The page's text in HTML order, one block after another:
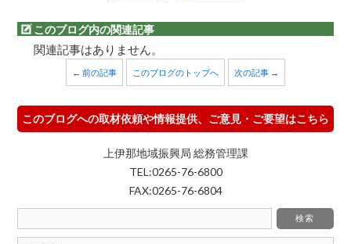
このブログ内の関連記事
関連記事はありません。
← 前の記事 このブログのトップへ 次の記事 →
このブログへの取材依頼や情報提供、ご意見・ご要望はこちら
上伊那地域振興局 総務管理課
TEL:0265-76-6800
FAX:0265-76-6804